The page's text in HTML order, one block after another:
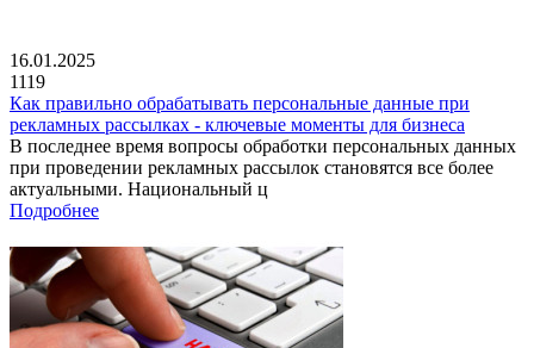
16.01.2025
1119
Как правильно обрабатывать персональные данные при
рекламных рассылках - ключевые моменты для бизнеса
В последнее время вопросы обработки персональных данных
при проведении рекламных рассылок становятся все более
актуальными. Национальный ц
Подробнее